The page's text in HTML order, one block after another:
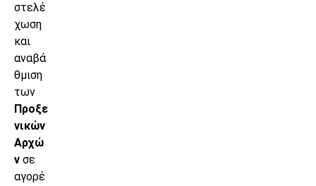
στελέ
χωση
και
αναβά
θμιση
των
Προξε
νικών
Αρχώ
ν σε
αγορέ